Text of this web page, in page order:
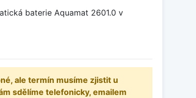
baterie Aquamat 2601.0 v
ale termín musíme zjistit u
sdělíme telefonicky, emailem